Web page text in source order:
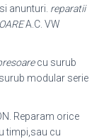
anunturi. reparatii
A.C. VW
cu surub
modular serie
Reparam orice
timpi,sau cu